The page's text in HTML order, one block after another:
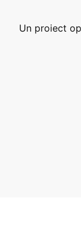
Un proiect